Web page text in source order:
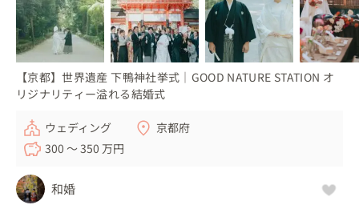
【京都】世界遺産 下鴨神社挙式｜GOOD NATURE STATION オ
リジナリティー溢れる結婚式
ウェディング
京都府
300 〜 350 万円
和婚